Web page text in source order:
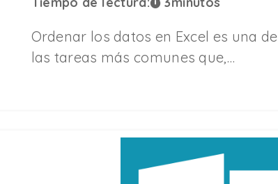
Ordenar los datos en Excel es una de
las tareas más comunes que,…